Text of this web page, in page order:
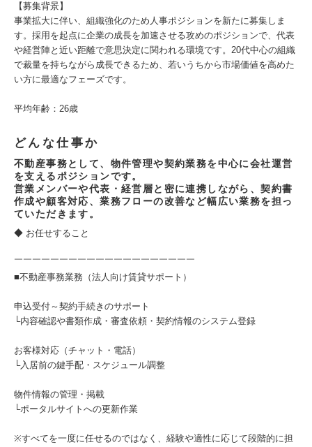
【募集背景】
事業拡大に伴い、組織強化のため人事ポジションを新たに募集しま
す。採用を起点に企業の成長を加速させる攻めのポジションで、代表
や経営陣と近い距離で意思決定に関われる環境です。20代中心の組織
で裁量を持ちながら成長できるため、若いうちから市場価値を高めた
い方に最適なフェーズです。
平均年齢：26歳
どんな仕事か
不動産事務として、物件管理や契約業務を中心に会社運営
を支えるポジションです。
営業メンバーや代表・経営層と密に連携しながら、契約書
作成や顧客対応、業務フローの改善など幅広い業務を担っ
ていただきます。
◆ お任せすること
￣￣￣￣￣￣￣￣￣￣￣￣￣￣￣￣￣￣￣￣
■不動産事務業務（法人向け賃貸サポート）
申込受付～契約手続きのサポート
└内容確認や書類作成・審査依頼・契約情報のシステム登録
お客様対応（チャット・電話）
└入居前の鍵手配・スケジュール調整
物件情報の管理・掲載
└ポータルサイトへの更新作業
※すべてを一度に任せるのではなく、経験や適性に応じて段階的に担